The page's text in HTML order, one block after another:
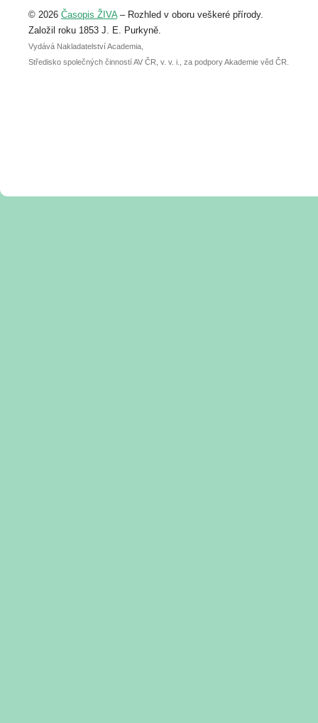
abstraktu přihlášené přednášky nebo
posteru je už 30. června.
© 2026 Časopis ŽIVA– Rozhled v oboru veškeré přírody.
Založil roku 1853 J. E. Purkyně.
Vydává Nakladatelství Academia,
Středisko společných činností AV ČR, v. v. i., za podpory Akademie věd ČR.